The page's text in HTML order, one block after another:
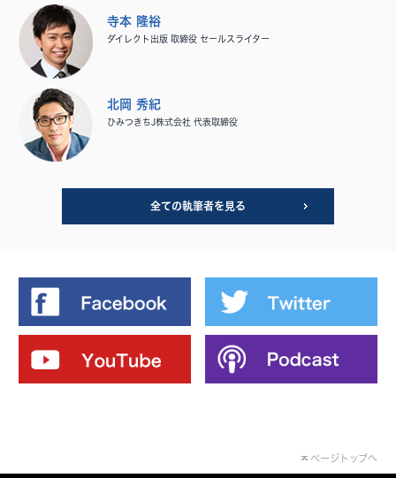
寺本 隆裕
ダイレクト出版 取締役 セールスライター
北岡 秀紀
ひみつきちJ株式会社 代表取締役
全ての執筆者を見る
ページトップへ